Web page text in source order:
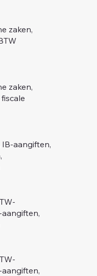
zaken,
zaken,
aangiften,